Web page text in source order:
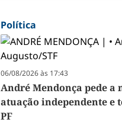
Política
06/08/2026 às 17:43
André Mendonça pede a
atuação independente e
PF